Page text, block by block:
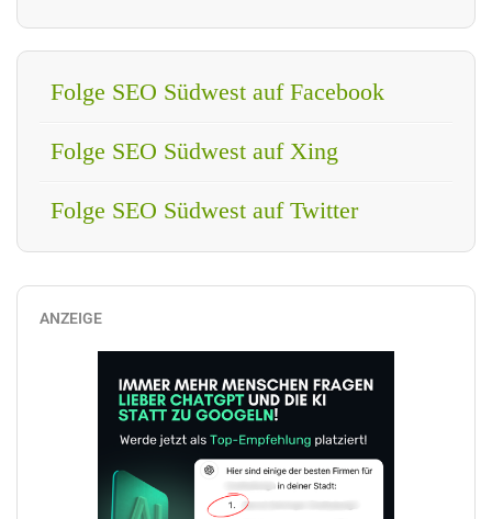
Folge SEO Südwest auf Facebook
Folge SEO Südwest auf Xing
Folge SEO Südwest auf Twitter
ANZEIGE